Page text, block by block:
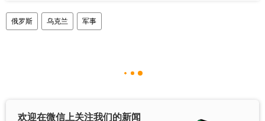
俄罗斯 乌克兰 军事
欢迎在微信上关注我们的新闻